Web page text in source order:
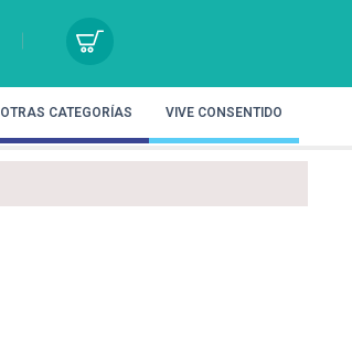
OTRAS CATEGORÍAS VIVE CONSENTIDO